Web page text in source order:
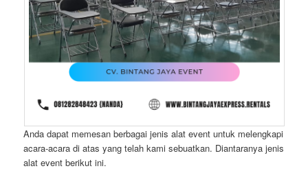
Anda dapat memesan berbagai jenis alat event untuk melengkapi
acara-acara di atas yang telah kami sebuatkan. Diantaranya jenis
alat event berikut ini.